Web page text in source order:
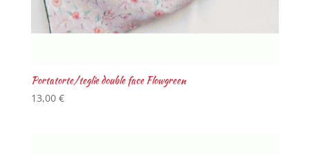
Portatorte/teglie double face Flowgreen
13,00 €